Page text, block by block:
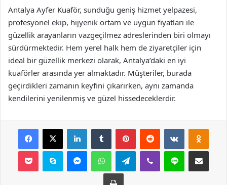
Antalya Ayfer Kuaför, sunduğu geniş hizmet yelpazesi,
profesyonel ekip, hijyenik ortam ve uygun fiyatları ile
güzellik arayanların vazgeçilmez adreslerinden biri olmayı
sürdürmektedir. Hem yerel halk hem de ziyaretçiler için
ideal bir güzellik merkezi olarak, Antalya’daki en iyi
kuaförler arasında yer almaktadır. Müşteriler, burada
geçirdikleri zamanın keyfini çıkarırken, aynı zamanda
kendilerini yenilenmiş ve güzel hissedeceklerdir.
Facebook
X LinkedInTumblr PinterestReddit VKontakte
Pocket Skype MessengerWhatsAppTelegramViber Line E-Posta ile
Yazdır